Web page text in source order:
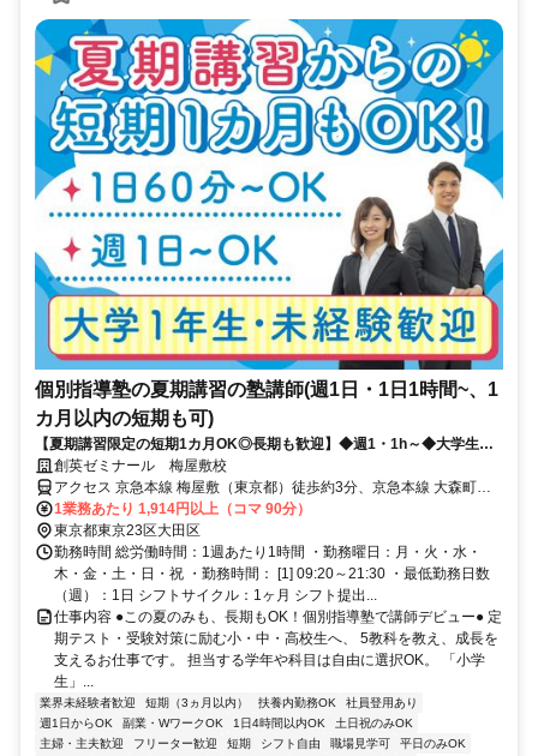
個別指導塾の夏期講習の塾講師(週1日・1日1時間~、1
カ月以内の短期も可)
【夏期講習限定の短期1カ月OK◎長期も歓迎】◆週1・1h～◆大学生・
未経験歓迎◆充実研修◆面接履歴書不要
創英ゼミナール 梅屋敷校
アクセス 京急本線 梅屋敷（東京都）徒歩約3分、京急本線 大森町中
央口徒歩約9分、京急空港線 京急蒲田東口(地上)徒歩約13分 京急蒲田
駅より自転車で5分
1業務あたり 1,914円以上（コマ 90分）
東京都東京23区大田区
勤務時間 総労働時間：1週あたり1時間 ・勤務曜日：月・火・水・
木・金・土・日・祝 ・勤務時間： [1] 09:20～21:30 ・最低勤務日数
（週）：1日 シフトサイクル：1ヶ月 シフト提出...
仕事内容 ●この夏のみも、長期もOK！個別指導塾で講師デビュー● 定
期テスト・受験対策に励む小・中・高校生へ、 5教科を教え、成長を
支えるお仕事です。 担当する学年や科目は自由に選択OK。 「小学
生」...
業界未経験者歓迎 短期（3ヵ月以内） 扶養内勤務OK
社員登用あり
週1日からOK
副業・WワークOK 1日4時間以内OK
土日祝のみOK
主婦・主夫歓迎
フリーター歓迎 短期 シフト自由 職場見学可
平日のみOK